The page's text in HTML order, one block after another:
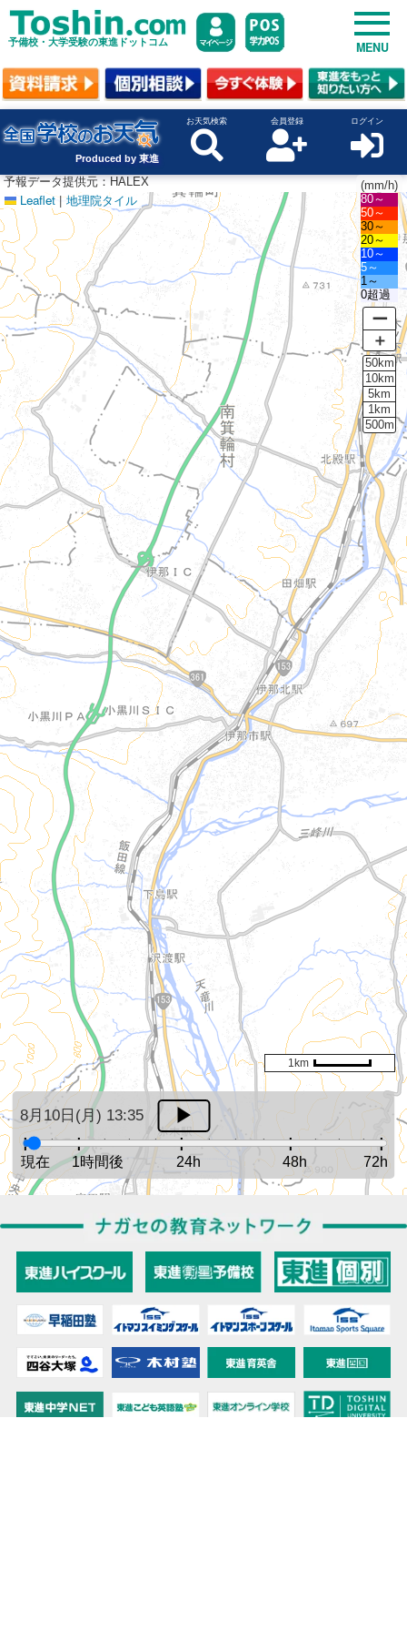
予備校・大学受験の東進ドットコム MENU
Produced by 東進
お天気検索 会員登録 ログイン
Leaflet | 地理院タイル
8月10日(月) 13:35
現在 1時間後 24h 48h 72h
1km
(mm/h)
80～
50～
30～
20～
10～
5～
1～
0超過
ー
＋
50km
10km
5km
1km
500m
予報データ提供元：HALEX